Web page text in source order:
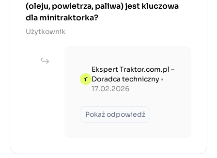
(oleju, powietrza, paliwa) jest kluczowa
dla minitraktorka?
Użytkownik
Ekspert Traktor.com.pl –
Doradca techniczny •
17.02.2026
Pokaż odpowiedź